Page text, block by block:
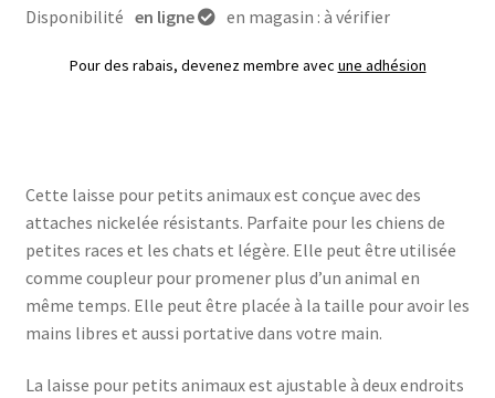
Disponibilité en ligne en magasin : à vérifier
Pour des rabais, devenez membre avec une adhésion
Cette laisse pour petits animaux est conçue avec des
attaches nickelée résistants. Parfaite pour les chiens de
petites races et les chats et légère. Elle peut être utilisée
comme coupleur pour promener plus d’un animal en
même temps. Elle peut être placée à la taille pour avoir les
mains libres et aussi portative dans votre main.
La laisse pour petits animaux est ajustable à deux endroits